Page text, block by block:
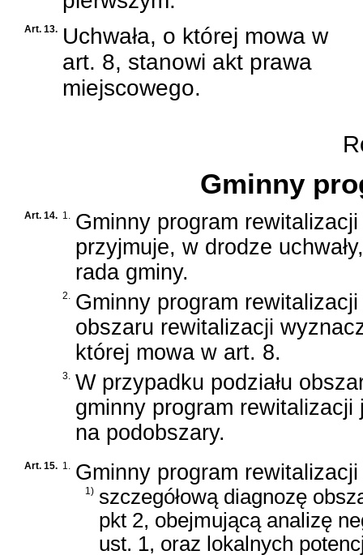
Art. 13. Uchwała, o której mowa w
art. 8, stanowi akt prawa
miejscowego.
Gminny
Art. 14. 1. Gminny program rewitalizacji
przyjmuje, w drodze uchwały,
rada gminy.
2. Gminny program
obszaru rewitalizacji
której mowa w art. 8.
3. W przypadku podziału
gminny program rewitalizacji
na podobszary.
Art. 15. 1. Gminny program
1) szczegółową diagnozę
pkt 2, obejmującą analizę
ust. 1, oraz lokalnych